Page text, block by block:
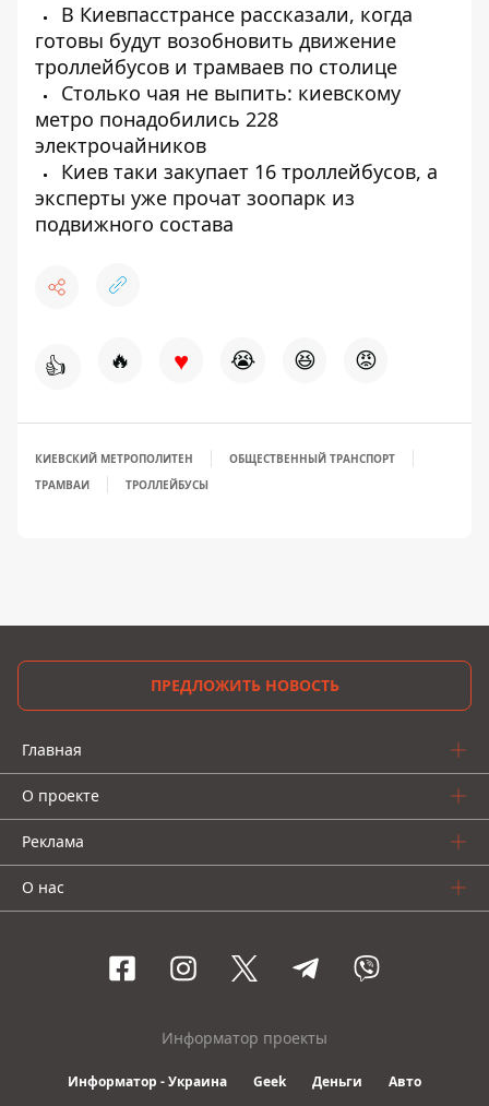
В Киевпасстрансе рассказали, когда
готовы будут возобновить движение
троллейбусов и трамваев по столице
Столько чая не выпить: киевскому
метро понадобились 228
электрочайников
Киев таки закупает 16 троллейбусов, а
эксперты уже прочат зоопарк из
подвижного состава
👍 🔥 ♥ 😭 😆 😡
КИЕВСКИЙ МЕТРОПОЛИТЕН
ОБЩЕСТВЕННЫЙ ТРАНСПОРТ
ТРАМВАИ
ТРОЛЛЕЙБУСЫ
ПРЕДЛОЖИТЬ НОВОСТЬ
Главная
О проекте
Реклама
О нас
Информатор проекты
Информатор - Украина Geek Деньги Авто